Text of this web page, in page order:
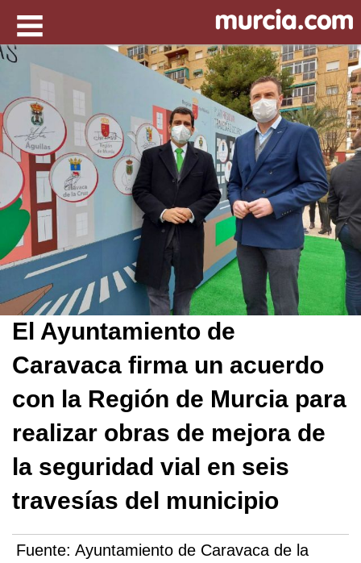
El Ayuntamiento de
Caravaca firma un acuerdo
con la Región de Murcia para
realizar obras de mejora de
la seguridad vial en seis
travesías del municipio
Fuente: Ayuntamiento de Caravaca de la